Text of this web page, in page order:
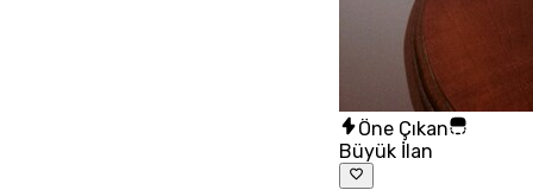
Öne Çıkan
Büyük İlan